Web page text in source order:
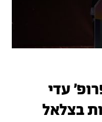
עדי
בצלאל